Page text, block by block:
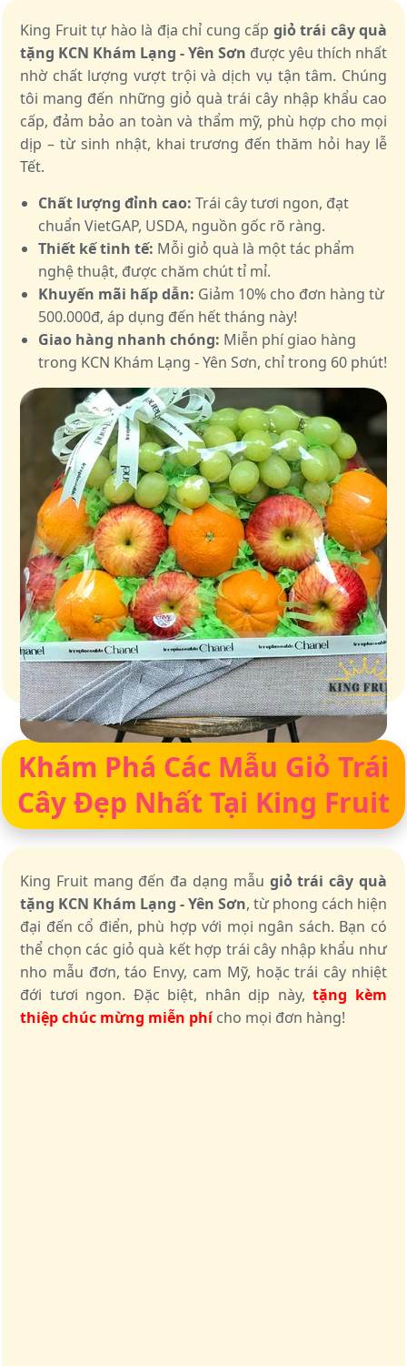
King Fruit tự hào là địa chỉ cung cấp giỏ trái cây quà
tặng KCN Khám Lạng - Yên Sơn được yêu thích nhất
nhờ chất lượng vượt trội và dịch vụ tận tâm. Chúng
tôi mang đến những giỏ quà trái cây nhập khẩu cao
cấp, đảm bảo an toàn và thẩm mỹ, phù hợp cho mọi
dịp – từ sinh nhật, khai trương đến thăm hỏi hay lễ
Tết.
Chất lượng đỉnh cao: Trái cây tươi ngon, đạt
chuẩn VietGAP, USDA, nguồn gốc rõ ràng.
Thiết kế tinh tế: Mỗi giỏ quà là một tác phẩm
nghệ thuật, được chăm chút tỉ mỉ.
Khuyến mãi hấp dẫn: Giảm 10% cho đơn hàng từ
500.000đ, áp dụng đến hết tháng này!
Giao hàng nhanh chóng: Miễn phí giao hàng
trong KCN Khám Lạng - Yên Sơn, chỉ trong 60 phút!
Giỏ quà – Tinh hoa từ trái cây tươi ngon
Khám Phá Các Mẫu Giỏ Trái
Cây Đẹp Nhất Tại King Fruit
King Fruit mang đến đa dạng mẫu giỏ trái cây quà
tặng KCN Khám Lạng - Yên Sơn, từ phong cách hiện
đại đến cổ điển, phù hợp với mọi ngân sách. Bạn có
thể chọn các giỏ quà kết hợp trái cây nhập khẩu như
nho mẫu đơn, táo Envy, cam Mỹ, hoặc trái cây nhiệt
đới tươi ngon. Đặc biệt, nhân dịp này,tặng kèm
thiệp chúc mừng miễn phícho mọi đơn hàng!